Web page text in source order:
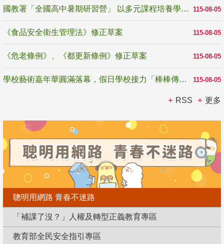
115-08-05
國教署「全國高中暑期研習營」 以多元課程培養學生瞭解誠信專業與倫理價值
115-08-05
《食品安全衛生管理法》修正草案
115-08-05
《危老條例》、《都更新條例》修正草案
115-08-05
學校藝術嘉年華圓滿落幕，假日學校接力「棒棒傳美感」
RSS 更多
聰明用網路 青春不迷路
「補課了沒？」人權及轉型正義教育專區
教育部全民安全指引專區